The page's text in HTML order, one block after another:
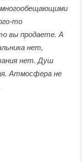
то
вы продаете. А
нет,
нет. Душ
Атмосфера не